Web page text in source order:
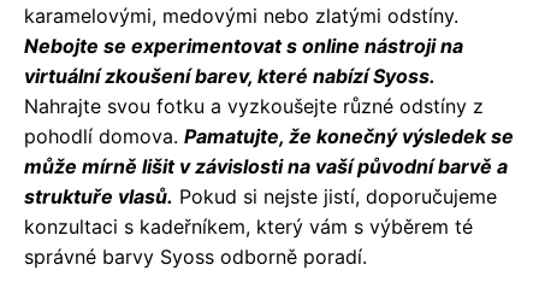
karamelovými, medovými nebo zlatými odstíny.
Nebojte se experimentovat s online nástroji na
virtuální zkoušení barev, které nabízí Syoss.
Nahrajte svou fotku a vyzkoušejte různé odstíny z
pohodlí domova. Pamatujte, že konečný výsledek se
může mírně lišit v závislosti na vaší původní barvě a
struktuře vlasů. Pokud si nejste jistí, doporučujeme
konzultaci s kadeřníkem, který vám s výběrem té
správné barvy Syoss odborně poradí.